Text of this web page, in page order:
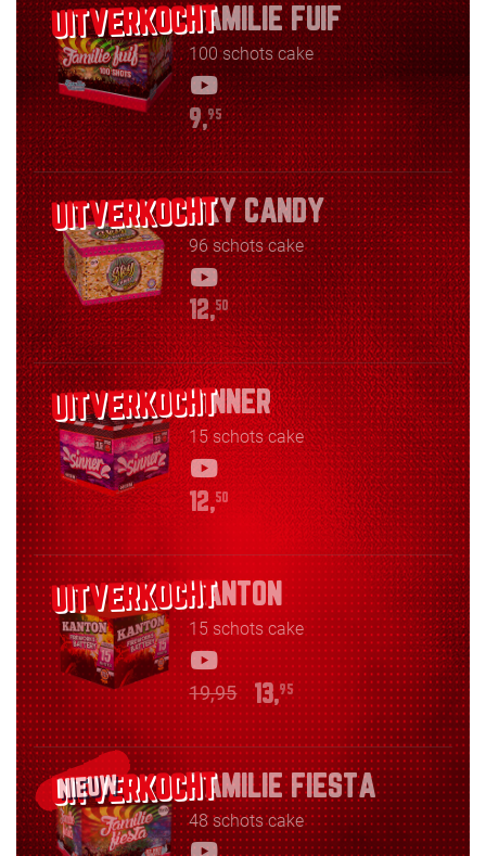
FAMILIE FUIF
100 schots cake
9,95
SKY CANDY
96 schots cake
12,50
SINNER
15 schots cake
12,50
KANTON
15 schots cake
19,95 13,95
NIEUW FAMILIE FIESTA
48 schots cake